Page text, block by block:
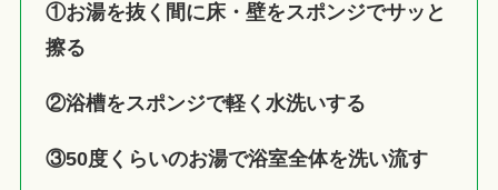
①お湯を抜く間に床・壁をスポンジでサッと
擦る
②浴槽をスポンジで軽く水洗いする
③50度くらいのお湯で浴室全体を洗い流す